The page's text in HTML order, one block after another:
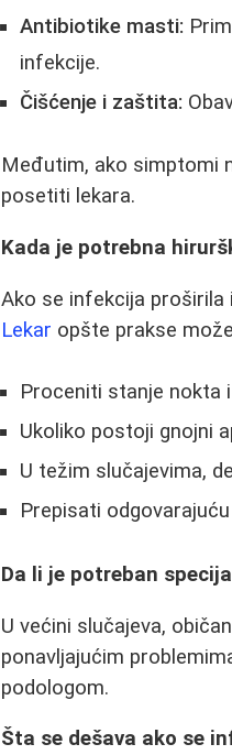
Antibiotike masti:
infekcije.
Čišćenje i zaštita:
Međutim, ako simptomi
posetiti lekara.
Kada je potrebna
Ako se infekcija
Lekar opšte prakse
Proceniti stanje nokta
Ukoliko postoji gnojni
U težim slučajevima,
Prepisati
Da li je potreban
U većini slučajeva,
ponavljajućim
podologom.
Šta se dešava ako se